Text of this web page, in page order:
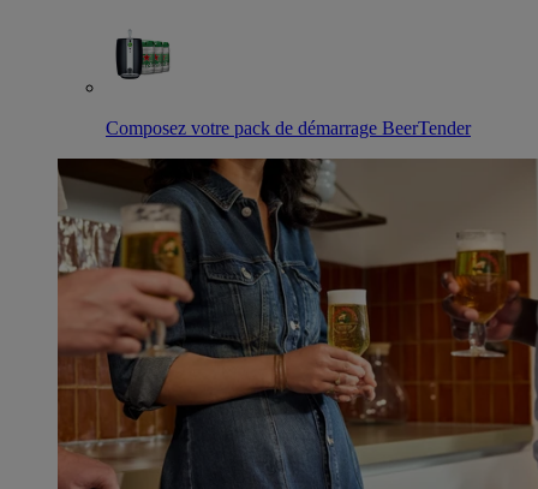
Composez votre pack de démarrage BeerTender